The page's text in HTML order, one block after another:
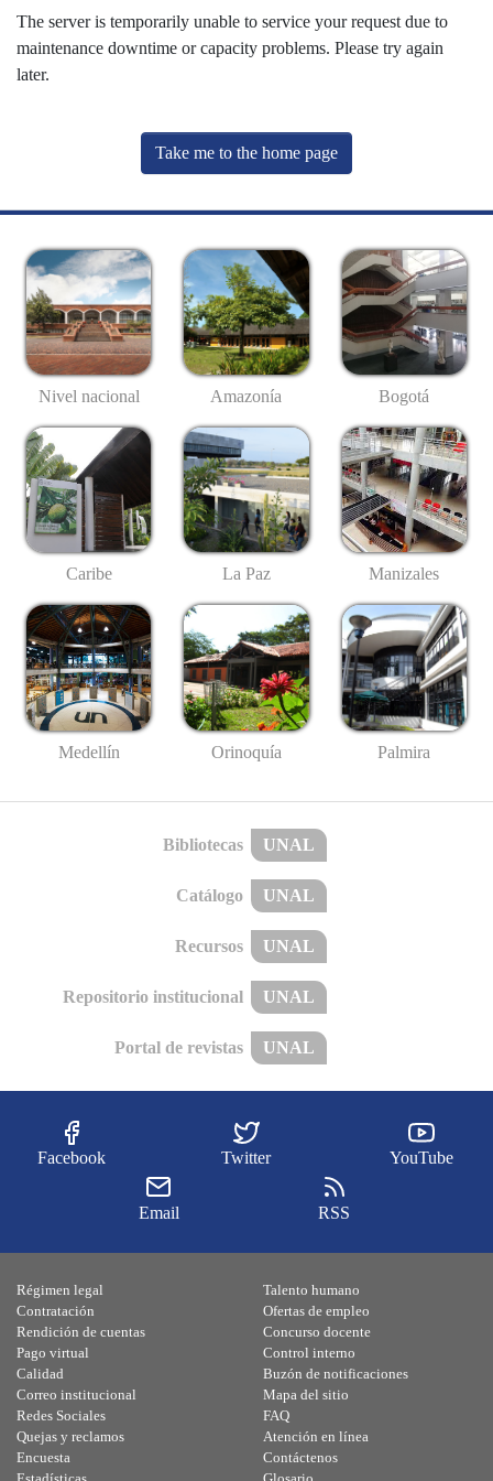
The server is temporarily unable to service your request due to
maintenance downtime or capacity problems. Please try again
later.
Take me to the home page
Nivel nacional Amazonía Bogotá
Caribe La Paz Manizales
Medellín Orinoquía Palmira
Bibliotecas UNAL
Catálogo UNAL
Recursos UNAL
Repositorio institucional UNAL
Portal de revistas UNAL
Facebook Twitter YouTube
Email RSS
Régimen legal
Contratación
Rendición de cuentas
Pago virtual
Calidad
Talento humano
Ofertas de empleo
Concurso docente
Control interno
Buzón de notificaciones
Correo institucional
Redes Sociales
Quejas y reclamos
Encuesta
Mapa del sitio
FAQ
Atención en línea
Contáctenos